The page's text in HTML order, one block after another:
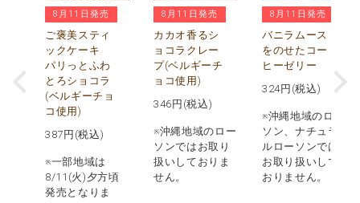
8月11日発売
ご褒美スティ
ックケーキ
パリっとふわ
とろショコラ
(ベルギーチョ
コ使用)
387 円(税込)
※一部地域は
8/11(火)夕方頃
発売となりま
8月11日発売
カカオ香るシ
ョコラクレー
プ(ベルギーチ
ョコ使用)
346 円(税込)
※沖縄地域のロー
ソンではお取り
扱いしておりま
せん。
8月11日発売
バニラムース
をのせたコー
ヒーゼリー
324円(税込)
※沖縄地域のロー
ソン、ナチュラ
ルローソンでは
お取り扱いして
おりません。